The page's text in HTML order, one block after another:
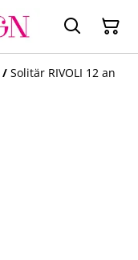
/ Solitär RIVOLI 12 an